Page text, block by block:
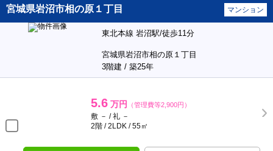
お部屋探しは【岩沼土地開発・アパマンショップ岩沼店】へ♪
パノラマ
お問い合わせ(無料) お気に入り
宮城県岩沼市相の原１丁目
東北本線 岩沼駅/徒歩11分
宮城県岩沼市相の原１丁目